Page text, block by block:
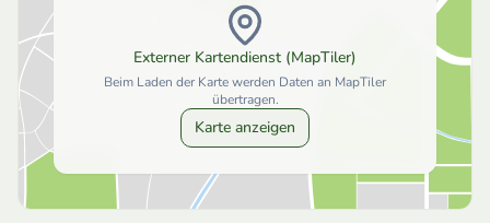
Externer Kartendienst (MapTiler)
Beim Laden der Karte werden Daten an MapTiler
übertragen.
Karte anzeigen